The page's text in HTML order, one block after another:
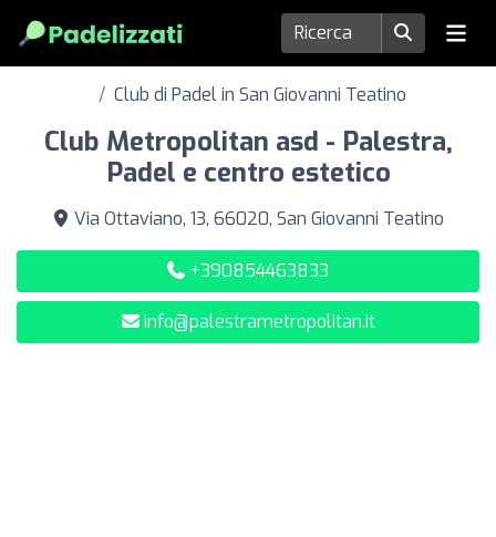
Club di Padel in San Giovanni Teatino
Club Metropolitan asd - Palestra,
Padel e centro estetico
Via Ottaviano, 13, 66020, San Giovanni Teatino
+390854463833
info@palestrametropolitan.it